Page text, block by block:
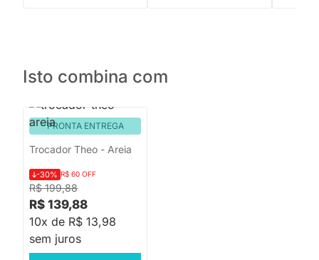
Isto combina com
PRONTA ENTREGA
Trocador Theo - Areia
R$ 199,88
-30% R$ 60 OFF
R$ 139,88
10x de R$ 13,98
sem juros